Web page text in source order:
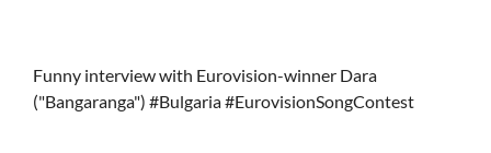
Funny interview with Eurovision-winner Dara
("Bangaranga") #Bulgaria #EurovisionSongContest